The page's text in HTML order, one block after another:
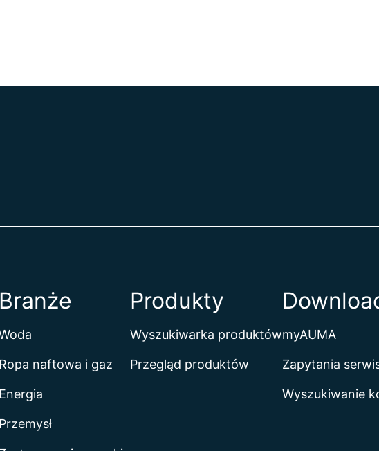
Branże
Ropa naftowa i gaz
Energia
Przemysł
Produkty
Wyszukiwarka produktów
Przegląd produktów
myAUMA
Zapytania
Wyszukiwanie